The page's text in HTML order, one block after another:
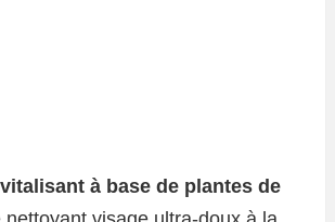
à base de plantes de